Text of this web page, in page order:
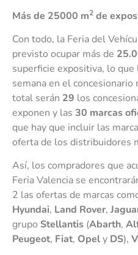
Más de 25000 m2 de
Con todo, la Feria del
previsto ocupar más de
superficie expositiva, lo
semana en el concesionario
total serán 29 los
exponen y las 30 marcas
que hay que incluir las
oferta de los distribuidores
Así, los compradores que
Feria Valencia se
2 las ofertas de marcas
Hyundai, Land Rover,
grupo Stellantis (Abarth,
Peugeot, Fiat, Opely DS),